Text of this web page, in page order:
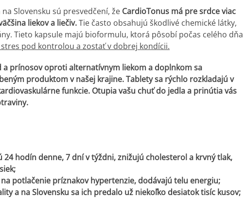
Slovensku sú presvedčení, že CardioTonus má pre srdce viac
liekov a liečiv.Tie často obsahujú škodlivé chemické látky,
Tieto kapsule majú bioformulu, ktorá pôsobí počas celého dňa
pod kontrolou a zostať v dobrej kondícii.
a prínosov oproti alternatívnym liekom a doplnkom sa
produktom v našej krajine.Tablety sa rýchlo rozkladajú v
funkcie. Otupia vašu chuť do jedla a prinútia vás
24 hodín denne, 7 dní v týždni, znižujú cholesterol a krvný tlak,
na potlačenie príznakov hypertenzie, dodávajú telu energiu;
a na Slovensku sa ich predalo už niekoľko desiatok tisíc kusov;